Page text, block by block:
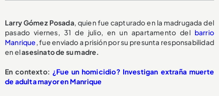
Larry Gómez Posada, quien fue capturado en la madrugada del
pasado viernes, 31 de julio, en un apartamento del barrio
Manrique, fue enviado a prisión por su presunta responsabilidad
en elasesinato de su madre.
En contexto: ¿Fue un homicidio? Investigan extraña muerte
de adulta mayor en Manrique